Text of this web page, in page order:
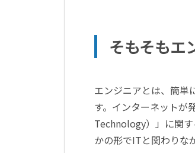
そもそもエ
エンジニアとは、簡単
す。インターネット
Technology）」に関
かの形でITと関わりな